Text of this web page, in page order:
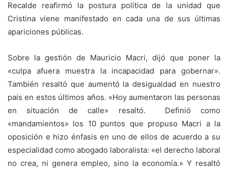
Recalde reafirmó la postura política de la unidad que
Cristina viene manifestado en cada una de sus últimas
apariciones públicas.
Sobre la gestión de Mauricio Macri, dijó que poner la
«culpa afuera muestra la incapacidad para gobernar».
También resaltó que aumentó la desigualdad en nuestro
país en estos últimos años. «Hoy aumentaron las personas
en situación de calle» resaltó. Definió como
«mandamientos» los 10 puntos que propuso Macri a la
oposición e hizo énfasis en uno de ellos de acuerdo a su
especialidad como abogado laboralista: «el derecho laboral
no crea, ni genera empleo, sino la economía.» Y resaltó